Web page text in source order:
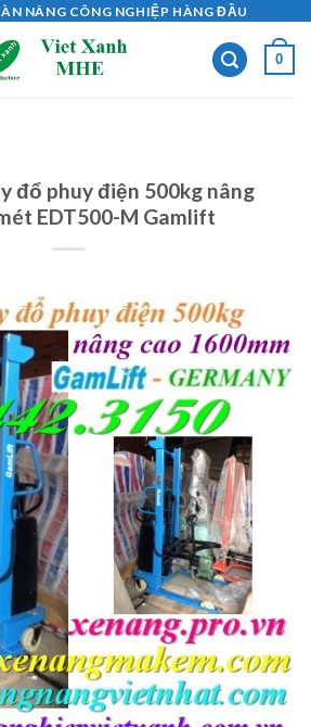
NÂNG CÔNG NGHIỆP HÀNG ĐẦU
0
đổ phuy điện 500kg nâng
EDT500-M Gamlift